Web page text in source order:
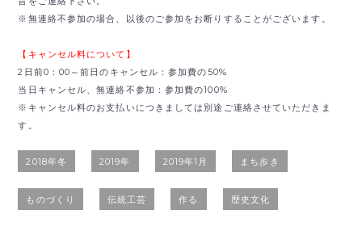
※無連絡不参加の場合、以後のご参加をお断りすることがございます。
【キャンセル料について】
2日前0：00～前日のキャンセル：参加費の50%
当日キャンセル、無連絡不参加：参加費の100%
※キャンセル料のお支払いにつきましては別途ご連絡させていただきま
す。
2018年冬 2019年 2019年1月 まち歩き
ものづくり 伝統工芸 作る 歴史文化